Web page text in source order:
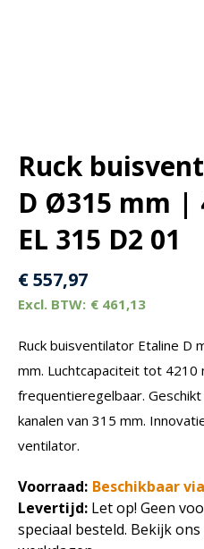
Ruck
D Ø315 mm |
EL 315 D2 01
€557,97
€ 461,13
Ruck buisventilator Etaline D
mm. Luchtcapaciteit tot
frequentieregelbaar.
kanalen van 315 mm.
ventilator.
Voorraad: Beschikbaar
Levertijd: Let op! Geen
speciaal besteld. Bekijk